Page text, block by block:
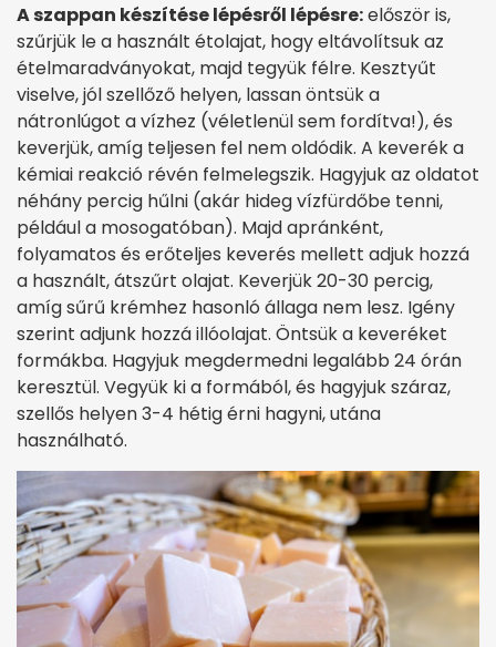
A szappan készítése lépésről lépésre:először is,
szűrjük le a használt étolajat, hogy eltávolítsuk az
ételmaradványokat, majd tegyük félre. Kesztyűt
viselve, jól szellőző helyen, lassan öntsük a
nátronlúgot a vízhez (véletlenül sem fordítva!), és
keverjük, amíg teljesen fel nem oldódik. A keverék a
kémiai reakció révén felmelegszik. Hagyjuk az oldatot
néhány percig hűlni (akár hideg vízfürdőbe tenni,
például a mosogatóban). Majd apránként,
folyamatos és erőteljes keverés mellett adjuk hozzá
a használt, átszűrt olajat. Keverjük 20-30 percig,
amíg sűrű krémhez hasonló állaga nem lesz. Igény
szerint adjunk hozzá illóolajat. Öntsük a keveréket
formákba. Hagyjuk megdermedni legalább 24 órán
keresztül. Vegyük ki a formából, és hagyjuk száraz,
szellős helyen 3-4 hétig érni hagyni, utána
használható.